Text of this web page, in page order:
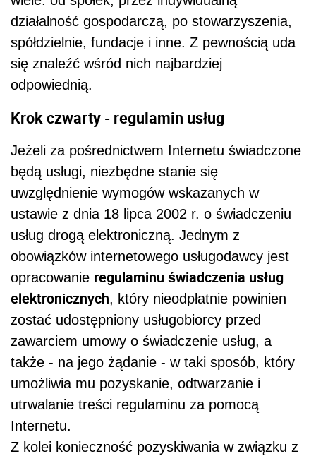
działalność gospodarczą, po stowarzyszenia,
spółdzielnie, fundacje i inne. Z pewnością uda
się znaleźć wśród nich najbardziej
odpowiednią.
Krok czwarty - regulamin usług
Jeżeli za pośrednictwem Internetu świadczone
będą usługi, niezbędne stanie się
uwzględnienie wymogów wskazanych w
ustawie z dnia 18 lipca 2002 r. o świadczeniu
usług drogą elektroniczną. Jednym z
obowiązków internetowego usługodawcy jest
opracowanie regulaminu świadczenia usług
elektronicznych, który nieodpłatnie powinien
zostać udostępniony usługobiorcy przed
zawarciem umowy o świadczenie usług, a
także - na jego żądanie - w taki sposób, który
umożliwia mu pozyskanie, odtwarzanie i
utrwalanie treści regulaminu za pomocą
Internetu.
Z kolei konieczność pozyskiwania w związku z